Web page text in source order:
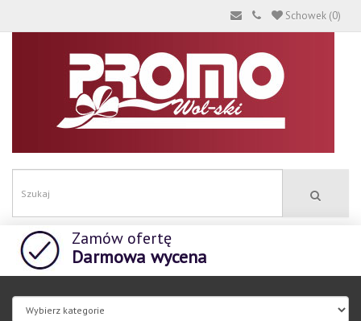
Schowek (0)
Zamów ofertę
Darmowa wycena